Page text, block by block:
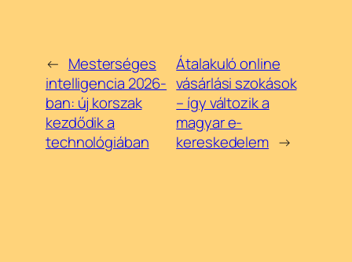
← Mesterséges
intelligencia 2026-
ban: új korszak
kezdődik a
technológiában
Átalakuló online
vásárlási szokások
– így változik a
magyar e-
kereskedelem →